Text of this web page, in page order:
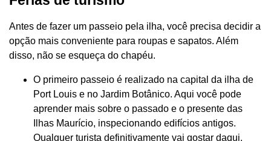
Antes de fazer um passeio pela ilha, você precisa decidir a
opção mais conveniente para roupas e sapatos. Além
disso, não se esqueça do chapéu.
O primeiro passeio é realizado na capital da ilha de
Port Louis e no Jardim Botânico. Aqui você pode
aprender mais sobre o passado e o presente das
Ilhas Maurício, inspecionando edifícios antigos.
Qualquer turista definitivamente vai gostar daqui.